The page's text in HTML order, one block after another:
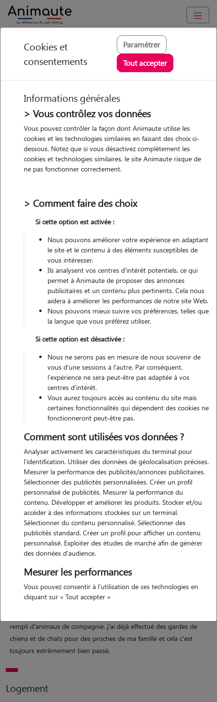
Animaute Normandie Seine-Maritime/Rouen
Clara - Petsitter à
ROUEN
• 20 ans
Garde
chez le Pet Sitter
Non véhiculé
Contacter
L'envoi d'une demande est sans engagement
Motivation
je souhaite garder des animaux car ne vivant plus chez mes parents
mon lien avec les animaux n'est plus aussi fort qu'avant et cela me
manque. mon lien avec les animaux a toujours était très important
dans ma vie et cela me permettrais de prendre soin d'animaux tout
en rendant service et facilitant ma vie d'étudiante.
Expérience
j'ai grandi avec un chat et des chiens j'ai effectué un stage en clinique
rempli d'animaux de compagnie. j'ai déjà effectué des gardes de
chiens et de chats pour des proches de ma famille et cela c'est
toujours extrêmement bien passé.
Logement
Cookies et
consentements
Paramétrer
Tout accepter
Informations générales
> Vous contrôlez vos données
Vous pouvez contrôler la façon dont Animaute utilise les
cookies et les technologies similaires en faisant des choix ci-
dessous. Notez que si vous désactivez complètement les
cookies et technologies similaires, le site Animaute risque de
ne pas fonctionner correctement.
> Comment faire des choix
Si cette option est activée :
Nous pouvons améliorer votre expérience en adaptant
le site et le contenu à des éléments susceptibles de
vous intéresser.
Ils analysent vos centres d'intérêt potentiels, ce qui
permet à Animaute de proposer des annonces
publicitaires et un contenu plus pertinents. Cela nous
aidera à améliorer les performances de notre site Web.
Nous pouvons mieux suivre vos préférences, telles que
la langue que vous préférez utiliser.
Si cette option est désactivée :
Nous ne serons pas en mesure de nous souvenir de
vous d'une sessions à l'autre. Par conséquent,
l'expérience ne sera peut-être pas adaptée à vos
centres d'intérêt.
Vous aurez toujours accès au contenu du site mais
certaines fonctionnalités qui dépendent des cookies ne
fonctionneront peut-être pas.
Comment sont utilisées vos données ?
Analyser activement les caractéristiques du terminal pour
l'identification. Utiliser des données de géolocalisation précises.
Mesurer la performance des publicités/annonces publicitaires.
Sélectionner des publicités personnalisées. Créer un profil
personnalisé de publicités. Mesurer la performance du
contenu. Développer et améliorer les produits. Stocker et/ou
accéder à des informations stockées sur un terminal.
Sélectionner du contenu personnalisé. Sélectionner des
publicités standard. Créer un profil pour afficher un contenu
personnalisé. Exploiter des études de marché afin de générer
des données d'audience.
Mesurer les performances
Vous pouvez consentir à l'utilisation de ces technologies en
cliquant sur « Tout accepter »